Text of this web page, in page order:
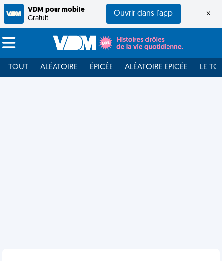
VDM pour mobile
Gratuit
Ouvrir dans l'app ×
TOUT ALÉATOIRE ÉPICÉE ALÉATOIRE ÉPICÉE LE